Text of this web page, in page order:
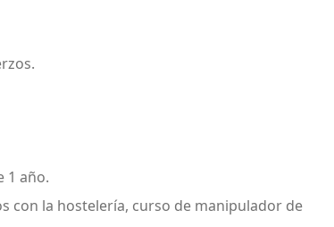
1 año.
con la hostelería, curso de manipulador de